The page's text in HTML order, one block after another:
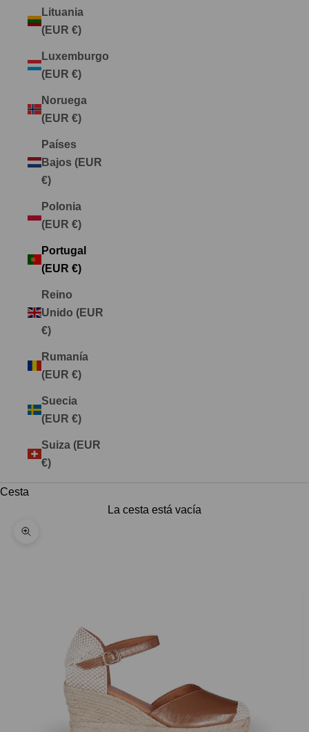
Lituania
(EUR €)
Luxemburgo
(EUR €)
Noruega
(EUR €)
Países
Bajos (EUR
€)
Polonia
(EUR €)
Portugal
(EUR €)
Reino
Unido (EUR
€)
Rumanía
(EUR €)
Suecia
(EUR €)
Suiza (EUR
€)
Cesta
La cesta está vacía
Zoom